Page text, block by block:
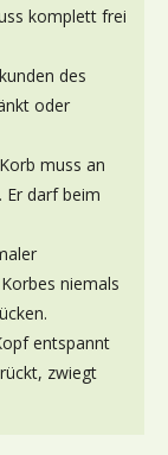
komplett frei
des
oder
muss an
Er darf beim
niemals
entspannt
zwiegt